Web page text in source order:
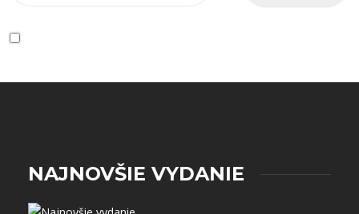
NAJNOVŠIE VYDANIE